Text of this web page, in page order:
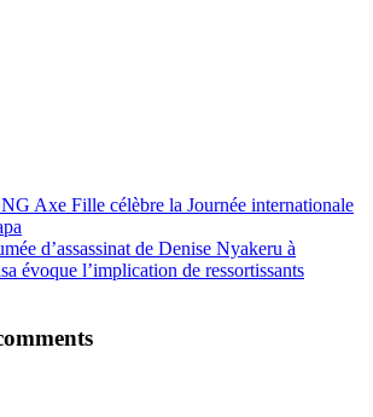
Axe Fille célèbre la Journée internationale
d’assassinat de Denise Nyakeru à
évoque l’implication de ressortissants